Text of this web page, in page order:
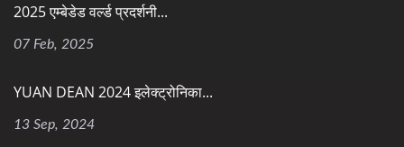
2025 एम्बेडेड वर्ल्ड प्रदर्शनी...
07 Feb, 2025
YUAN DEAN 2024 इलेक्ट्रोनिका...
13 Sep, 2024